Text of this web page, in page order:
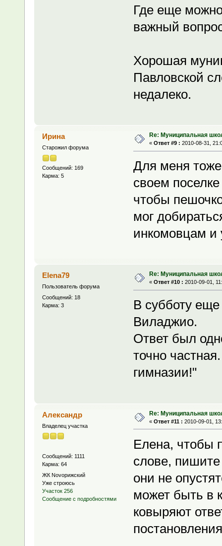
Где еще
важный
Хорошая
Павловской
недалеко.
Ирина
Старожил форума
Сообщений: 169
Карма: 5
Re: Муниципальная
« Ответ #9 : 2010-08-31,
Для меня
своем
чтобы
мог
инкомовцам и
Elena79
Пользователь форума
Сообщений: 18
Карма: 3
Re: Муниципальная
« Ответ #10 : 2010-09-01,
В субботу
Виладжио.
Ответ был
точно
гимназии!"
Александр
Владелец участка
Сообщений: 1111
Карма: 64
ЖК Novoрижский
Уже строюсь
Участок 256
Сообщение с подробностями
Re: Муниципальная
« Ответ #11 : 2010-09-01,
Елена, чтобы
слове,
они не
может быть в
ковыряют